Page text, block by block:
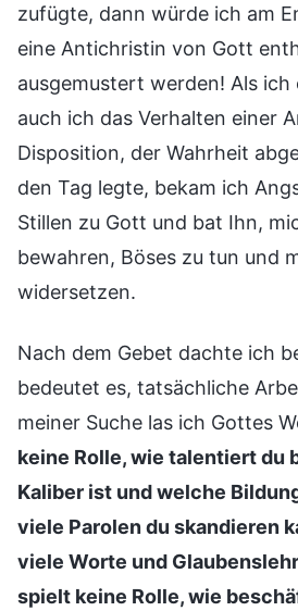
zufügte, dann würde ich am
eine Antichristin von Gott
ausgemustert werden! Als ich
auch ich das Verhalten einer
Disposition, der Wahrheit
den Tag legte, bekam ich
Stillen zu Gott und bat Ihn,
bewahren, Böses zu tun und
widersetzen.
Nach dem Gebet dachte ich
bedeutet es, tatsächliche
meiner Suche las ich Gottes
keine Rolle, wie talentiert du
Kaliber ist und welche
viele Parolen du skandieren
viele Worte und
spielt keine Rolle, wie